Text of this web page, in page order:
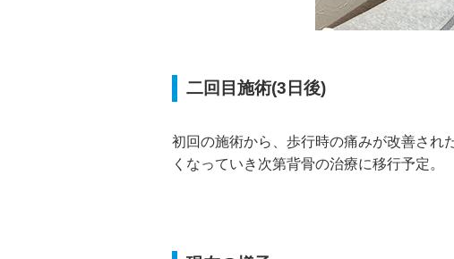
二回目施術(3日後)
初回の施術から、歩行時の痛みが改善され
くなっていき次第背骨の治療に移行予定。